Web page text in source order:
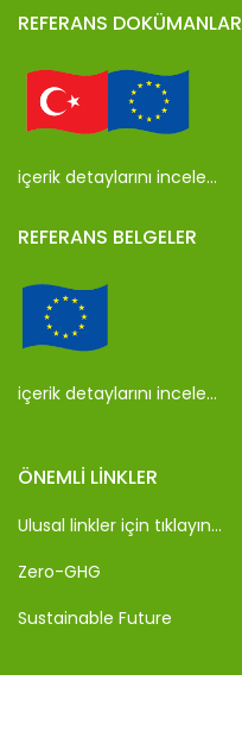
REFERANS DOKÜMANLAR
içerik detaylarını incele…
REFERANS BELGELER
içerik detaylarını incele…
ÖNEMLI LINKLER
Ulusal linkler için tıklayın…
Zero-GHG
Sustainable Future